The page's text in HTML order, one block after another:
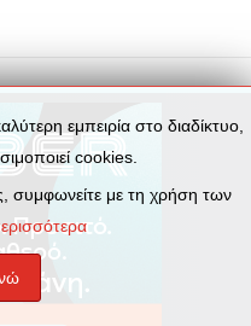
εμπειρία στο διαδίκτυο,
cookies.
συμφωνείτε με τη χρήση των